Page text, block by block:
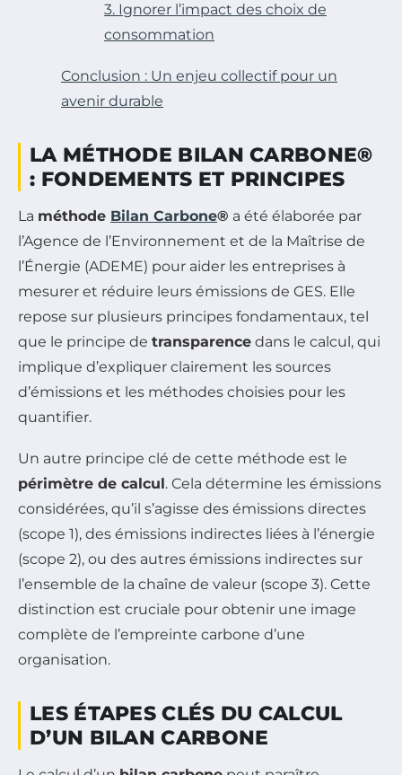
3. Ignorer l’impact des choix de
consommation
Conclusion : Un enjeu collectif pour un
avenir durable
LA MÉTHODE BILAN CARBONE®
: FONDEMENTS ET PRINCIPES
La méthode Bilan Carbone® a été élaborée par
l’Agence de l’Environnement et de la Maîtrise de
l’Énergie (ADEME) pour aider les entreprises à
mesurer et réduire leurs émissions de GES. Elle
repose sur plusieurs principes fondamentaux, tel
que le principe de transparence dans le calcul, qui
implique d’expliquer clairement les sources
d’émissions et les méthodes choisies pour les
quantifier.
Un autre principe clé de cette méthode est le
périmètre de calcul. Cela détermine les émissions
considérées, qu’il s’agisse des émissions directes
(scope 1), des émissions indirectes liées à l’énergie
(scope 2), ou des autres émissions indirectes sur
l’ensemble de la chaîne de valeur (scope 3). Cette
distinction est cruciale pour obtenir une image
complète de l’empreinte carbone d’une
organisation.
LES ÉTAPES CLÉS DU CALCUL
D’UN BILAN CARBONE